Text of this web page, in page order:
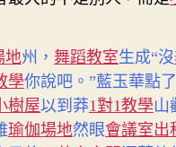
地州， 舞蹈教室生成“沒
學你說吧。”藍玉華點
樹屋以到莽1對1教學山
瑜伽場地然眼會議室出